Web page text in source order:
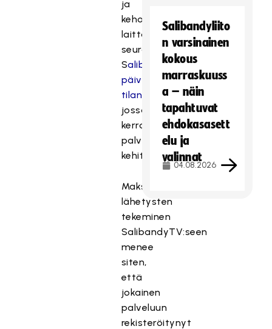
ja
kehottaa
laittamaan
seurantaan
SalibandyTV:n
päivittyvän
tilannekatsauksen
jossa
kerrotaan
palvelun
kehityksestä.
Maksullisten
lähetysten
tekeminen
SalibandyTV:seen
menee
siten,
että
jokainen
palveluun
rekisteröitynyt
Salibandyliito
n varsinainen
kokous
marraskuuss
a – näin
tapahtuvat
ehdokasasett
elu ja
valinnat
04.08.2026